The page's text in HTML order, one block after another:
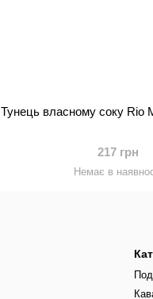
Тунець власному соку Rio
217 грн
Немає в